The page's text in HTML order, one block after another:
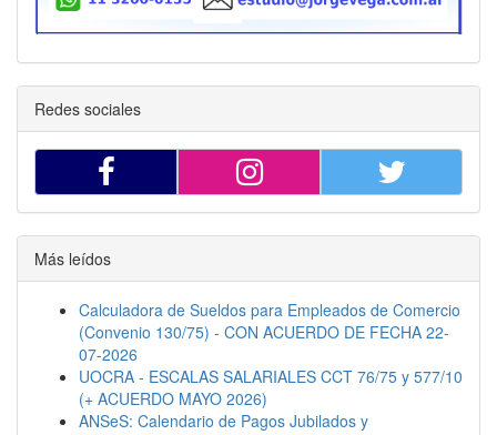
Redes sociales
Más leídos
Calculadora de Sueldos para Empleados de Comercio
(Convenio 130/75) - CON ACUERDO DE FECHA 22-
07-2026
UOCRA - ESCALAS SALARIALES CCT 76/75 y 577/10
(+ ACUERDO MAYO 2026)
ANSeS: Calendario de Pagos Jubilados y